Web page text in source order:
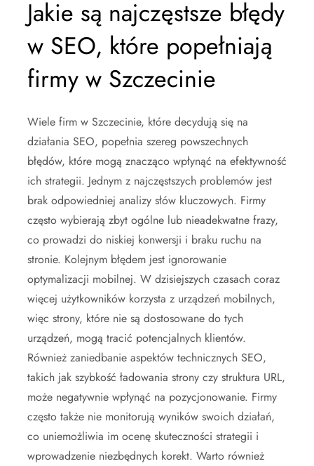
Jakie są najczęstsze błędy
w SEO, które popełniają
firmy w Szczecinie
Wiele firm w Szczecinie, które decydują się na
działania SEO, popełnia szereg powszechnych
błędów, które mogą znacząco wpłynąć na efektywność
ich strategii. Jednym z najczęstszych problemów jest
brak odpowiedniej analizy słów kluczowych. Firmy
często wybierają zbyt ogólne lub nieadekwatne frazy,
co prowadzi do niskiej konwersji i braku ruchu na
stronie. Kolejnym błędem jest ignorowanie
optymalizacji mobilnej. W dzisiejszych czasach coraz
więcej użytkowników korzysta z urządzeń mobilnych,
więc strony, które nie są dostosowane do tych
urządzeń, mogą tracić potencjalnych klientów.
Również zaniedbanie aspektów technicznych SEO,
takich jak szybkość ładowania strony czy struktura URL,
może negatywnie wpłynąć na pozycjonowanie. Firmy
często także nie monitorują wyników swoich działań,
co uniemożliwia im ocenę skuteczności strategii i
wprowadzenie niezbędnych korekt. Warto również